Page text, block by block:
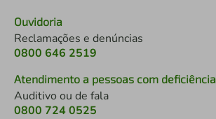
Ouvidoria
Reclamações e denúncias
0800 646 2519
Atendimento a pessoas com deficiência
Auditivo ou de fala
0800 724 0525